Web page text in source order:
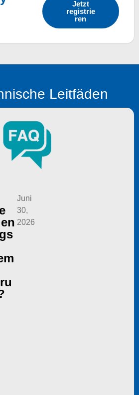
Jetzt
registrie
ren
Leitfäden
Juni
30,
2026